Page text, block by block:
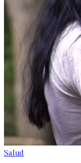
Salud